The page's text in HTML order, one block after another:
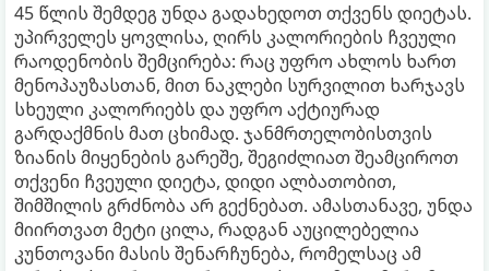
45 წლის შემდეგ უნდა გადახედოთ თქვენს დიეტას.
უპირველეს ყოვლისა, ღირს კალორიების ჩვეული
რაოდენობის შემცირება: რაც უფრო ახლოს ხართ
მენოპაუზასთან, მით ნაკლები სურვილით ხარჯავს
სხეული კალორიებს და უფრო აქტიურად
გარდაქმნის მათ ცხიმად. ჯანმრთელობისთვის
ზიანის მიყენების გარეშე, შეგიძლიათ შეამციროთ
თქვენი ჩვეული დიეტა, დიდი ალბათობით,
შიმშილის გრძნობა არ გექნებათ. ამასთანავე, უნდა
მიირთვათ მეტი ცილა, რადგან აუცილებელია
კუნთოვანი მასის შენარჩუნება, რომელსაც ამ